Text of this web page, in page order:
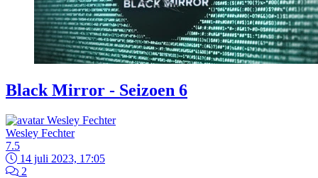
Black Mirror - Seizoen 6
Wesley Fechter
7.5
14 juli 2023, 17:05
2